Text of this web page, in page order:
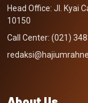
Head Office: Jl. Kyai
10150
Call Center: (021)